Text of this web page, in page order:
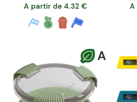
A partir de 4.32 € A
A